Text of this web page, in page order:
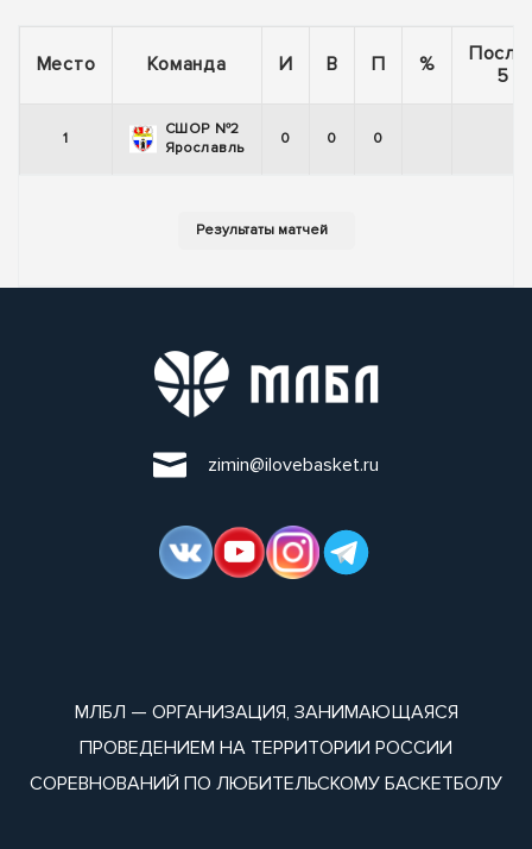
Место Команда И В П %
5
1
СШОР №2
Ярославль
0 0 0
zimin@ilovebasket.ru
МЛБЛ — ОРГАНИЗАЦИЯ, ЗАНИМАЮЩАЯСЯ
ПРОВЕДЕНИЕМ НА ТЕРРИТОРИИ РОССИИ
СОРЕВНОВАНИЙ ПО ЛЮБИТЕЛЬСКОМУ БАСКЕТБОЛУ